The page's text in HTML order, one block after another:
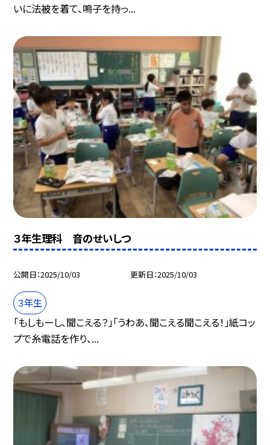
いに法被を着て、鳴子を持っ...
３年生理科 音のせいしつ
公開日 2025/10/03 更新日 2025/10/03
３年生
「もしもーし、聞こえる？」「うわあ、聞こえる聞こえる！」紙コッ
プで糸電話を作り、...